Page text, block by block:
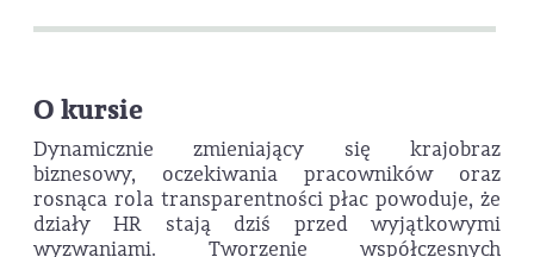
O kursie
Dynamicznie zmieniający się krajobraz
biznesowy, oczekiwania pracowników oraz
rosnąca rola transparentności płac powoduje, że
działy HR stają dziś przed wyjątkowymi
wyzwaniami. Tworzenie współczesnych